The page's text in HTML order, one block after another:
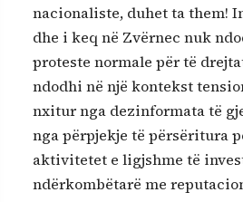
nacionaliste, duhet ta them!
dhe i keq në Zvërnec nuk
proteste normale për të
ndodhi në një kontekst
nxitur nga dezinformata të
nga përpjekje të përsëritura
aktivitetet e ligjshme të
ndërkombëtarë me